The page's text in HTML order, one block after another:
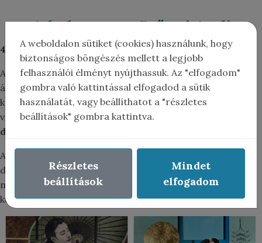
4. helyezett – Szőnyi Andi
4 részből álló sorozat: vegyes technika, 70×70 cm
Andi képein a nőalakok finom eleganciával, szinte
álomszerű nyugalomban jelennek meg. Mindegyik
kompozíció egy aprólékosan megtervezett, szimbolikus
világba vezet:hol keleti hangulat, hol modern enteriőr,
de mindenhol ott a harmónia és az elmélyülés érzése.
A
dekoratív és mély. Andi képei nemcsak szépek –
meditációs erejük van. Megállítanak, elcsendesítenek, és
közelebb visznek önmagunkhoz.
A weboldalon sütiket (cookies) használunk, hogy
biztonságos böngészés mellett a legjobb
felhasználói élményt nyújthassuk. Az "elfogadom"
gombra való kattintással elfogadod a sütik
használatát, vagy beállíthatot a "részletes
beállítások" gombra kattintva.
Részletes
beállítások
Mindet
elfogadom